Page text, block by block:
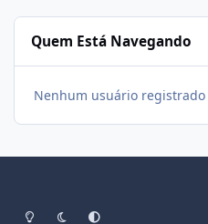
Quem Está Navegando
Nenhum usuário
Modo ClaroModo EscuroPreferência do Sistema